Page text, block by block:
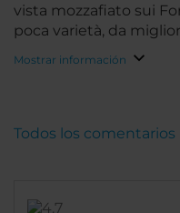
vista mozzafiato sui
poca varietà, da
Mostrar información
Todos los comentarios